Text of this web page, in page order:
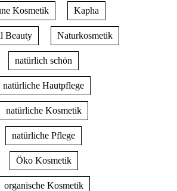
Kosmetik Kapha
Beauty Naturkosmetik
natürlich schön
natürliche Hautpflege
natürliche Kosmetik
natürliche Pflege
Öko Kosmetik
organische Kosmetik